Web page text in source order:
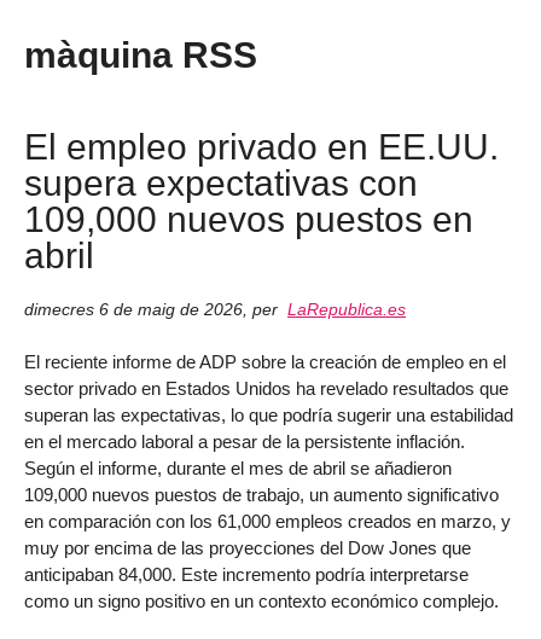
màquina RSS
El empleo privado en EE.UU.
supera expectativas con
109,000 nuevos puestos en
abril
dimecres 6 de maig de 2026 per LaRepublica.es
El reciente informe de ADP sobre la creación de empleo en el
sector privado en Estados Unidos ha revelado resultados que
superan las expectativas, lo que podría sugerir una estabilidad
en el mercado laboral a pesar de la persistente inflación.
Según el informe, durante el mes de abril se añadieron
109,000 nuevos puestos de trabajo, un aumento significativo
en comparación con los 61,000 empleos creados en marzo, y
muy por encima de las proyecciones del Dow Jones que
anticipaban 84,000. Este incremento podría interpretarse
como un signo positivo en un contexto económico complejo.